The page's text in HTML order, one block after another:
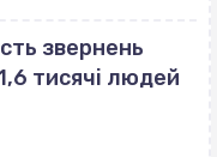
звернень
тисячі людей